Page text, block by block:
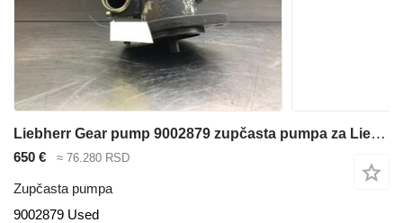
Liebherr Gear pump 9002879 zupčasta pumpa za Liebherr A312 / A314 Li / A314 bagera
650 € ≈ 76.280 RSD
Zupčasta pumpa
9002879 Used